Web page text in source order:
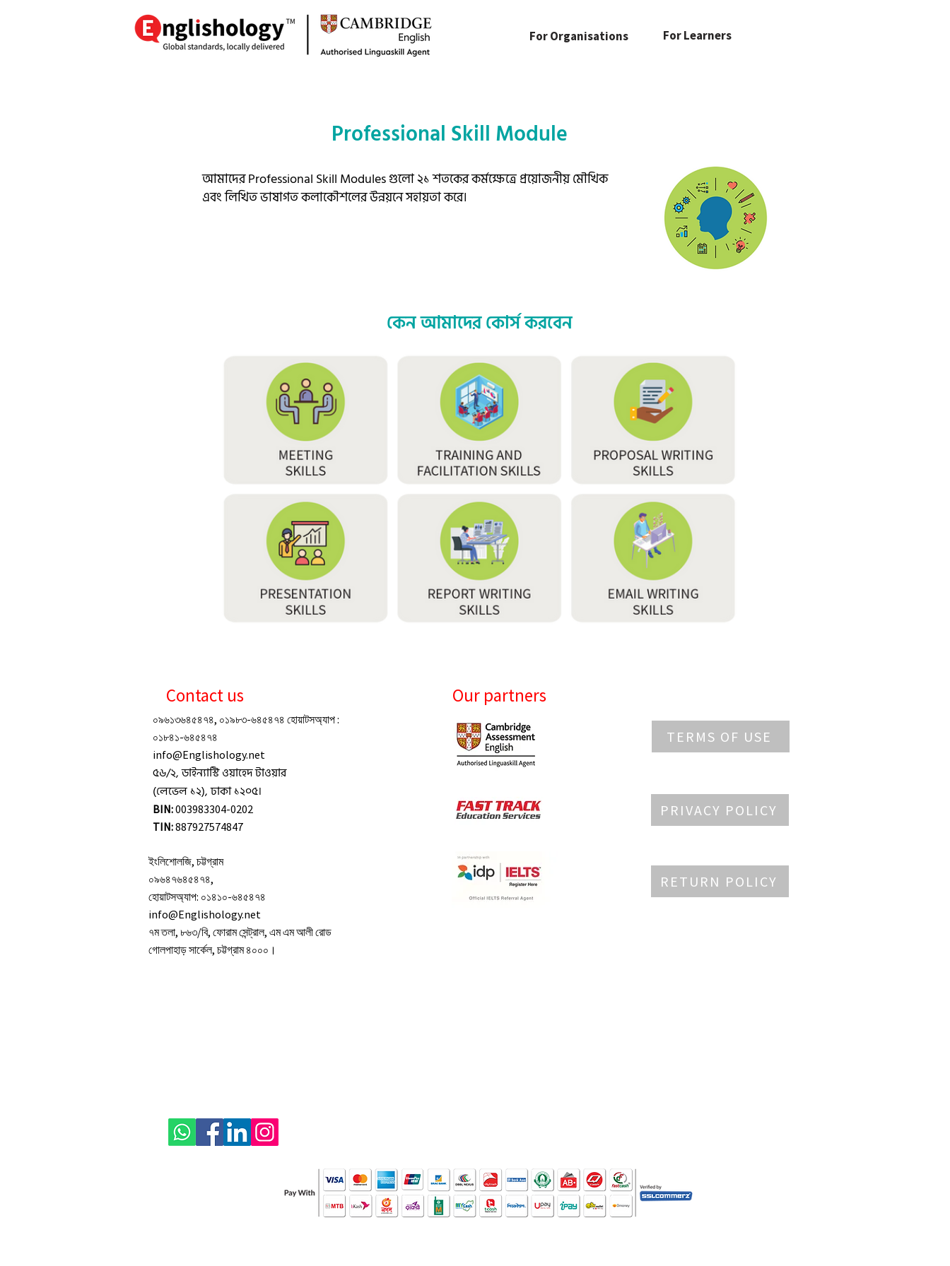
For Organisations For Learners
Professional Skill Module
আমাদের Professional Skill Modules গুলো ২১ শতকের কর্মক্ষেত্রে প্রয়োজনীয় মৌখিক
এবং লিখিত ভাষাগত কলাকৌশলের উন্নয়নে সহায়তা করে।
কেন আমাদের কোর্স করবেন
Contact us
০৯৬১৩৬৪৫৪৭৪, ০১৯৮৩-৬৪৫৪৭৪ হোয়াটসঅ্যাপ :
০১৮৪১-৬৪৫৪৭৪
info@Englishology.net
৫৬/২, ডাইন্যাস্টি ওয়াহেদ টাওয়ার
(লেভেল ১২), ঢাকা ১২০৫।
BIN:003983304-0202
TIN:887927574847
ইংলিশোলজি, চট্টগ্রাম
০৯৬৪৭৬৪৫৪৭৪,
হোয়াটসঅ্যাপ: ০১৪১০-৬৪৫৪৭৪
info@Englishology.net
৭ম তলা, ৮৬৩/বি, ফোরাম সেন্ট্রাল, এম এম আলী রোড
গোলপাহাড় সার্কেল, চট্টগ্রাম ৪০০০।
Our partners
TERMS OF USE
PRIVACY POLICY
RETURN POLICY